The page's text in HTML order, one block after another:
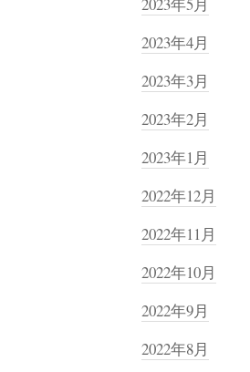
2023年5月
2023年4月
2023年3月
2023年2月
2023年1月
2022年12月
2022年11月
2022年10月
2022年9月
2022年8月